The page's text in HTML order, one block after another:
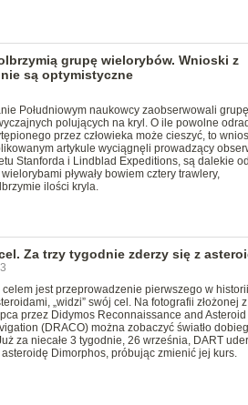
grupę wielorybów. Wnioski z
są optymistyczne
Południowym naukowcy zaobserwowali grupę
polujących na kryl. O ile powolne
przez człowieka może cieszyć, to
artykule wyciągnęli prowadzący
Stanforda i Lindblad Expeditions, są dalekie od
pływały bowiem cztery trawlery,
ilości kryla.
Za trzy tygodnie zderzy się z
celem jest przeprowadzenie pierwszego w
„widzi” swój cel. Na fotografii złożonej z
przez Didymos Reconnaissance and Asteroid
(DRACO) można zobaczyć światło
za niecałe 3 tygodnie, 26 września, DART
Dimorphos, próbując zmienić jej kurs.